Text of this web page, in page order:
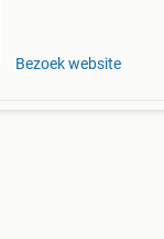
Bezoek website